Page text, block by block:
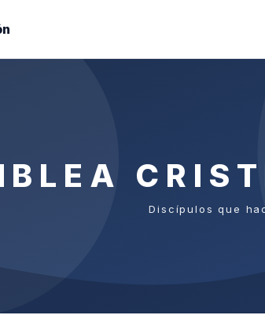
Discípulos que